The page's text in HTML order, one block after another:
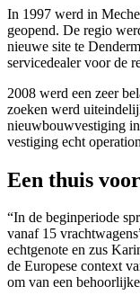
In 1997 werd in
geopend. De regio
nieuwe site te
servicedealer voor de
2008 werd een zeer
zoeken werd
nieuwbouwvestiging
vestiging echt
Een thuis
“In de beginperiode
vanaf 15
echtgenote en zus
de Europese context
om van een